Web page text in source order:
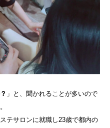
」と、聞かれることが多いので
テサロンに就職し23歳で都内の